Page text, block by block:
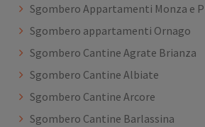
Sgombero Appartamenti Monza e
Sgombero appartamenti Ornago
Sgombero Cantine Agrate Brianza
Sgombero Cantine Albiate
Sgombero Cantine Arcore
Sgombero Cantine Barlassina